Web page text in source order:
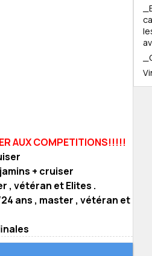
AUX COMPETITIONS!!!!!
+ cruiser
, vétéran et Elites .
ans , master , vétéran et